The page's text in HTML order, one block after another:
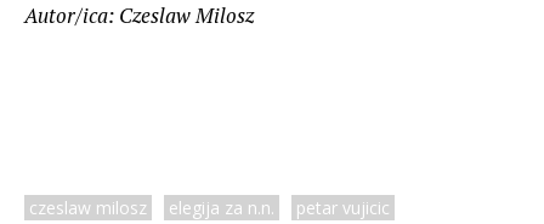
Autor/ica: Czeslaw Milosz
czeslaw milosz elegija za n.n. petar vujicic